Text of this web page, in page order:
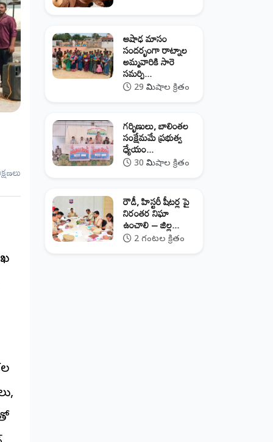
ఆషాఢ మాసం
సందర్భంగా రాట్నాల
అమ్మవారికి సారె
సమర్పి...
29 నిమిషాల క్రితం
గర్భిణులు, బాలింతల
సంక్షేమమే ప్రభుత్వ
ధ్యేయం...
30 నిమిషాల క్రితం
రౌడీ, హిస్టరీ షీటర్ల పై
నిరంతర నిఘా
ఉంచాలి – జిల్ల...
2 గంటల క్రితం